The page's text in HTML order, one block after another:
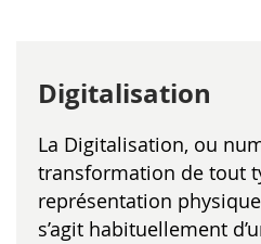
Digitalisation
La Digitalisation, ou
transformation de tout
représentation
s’agit habituellement